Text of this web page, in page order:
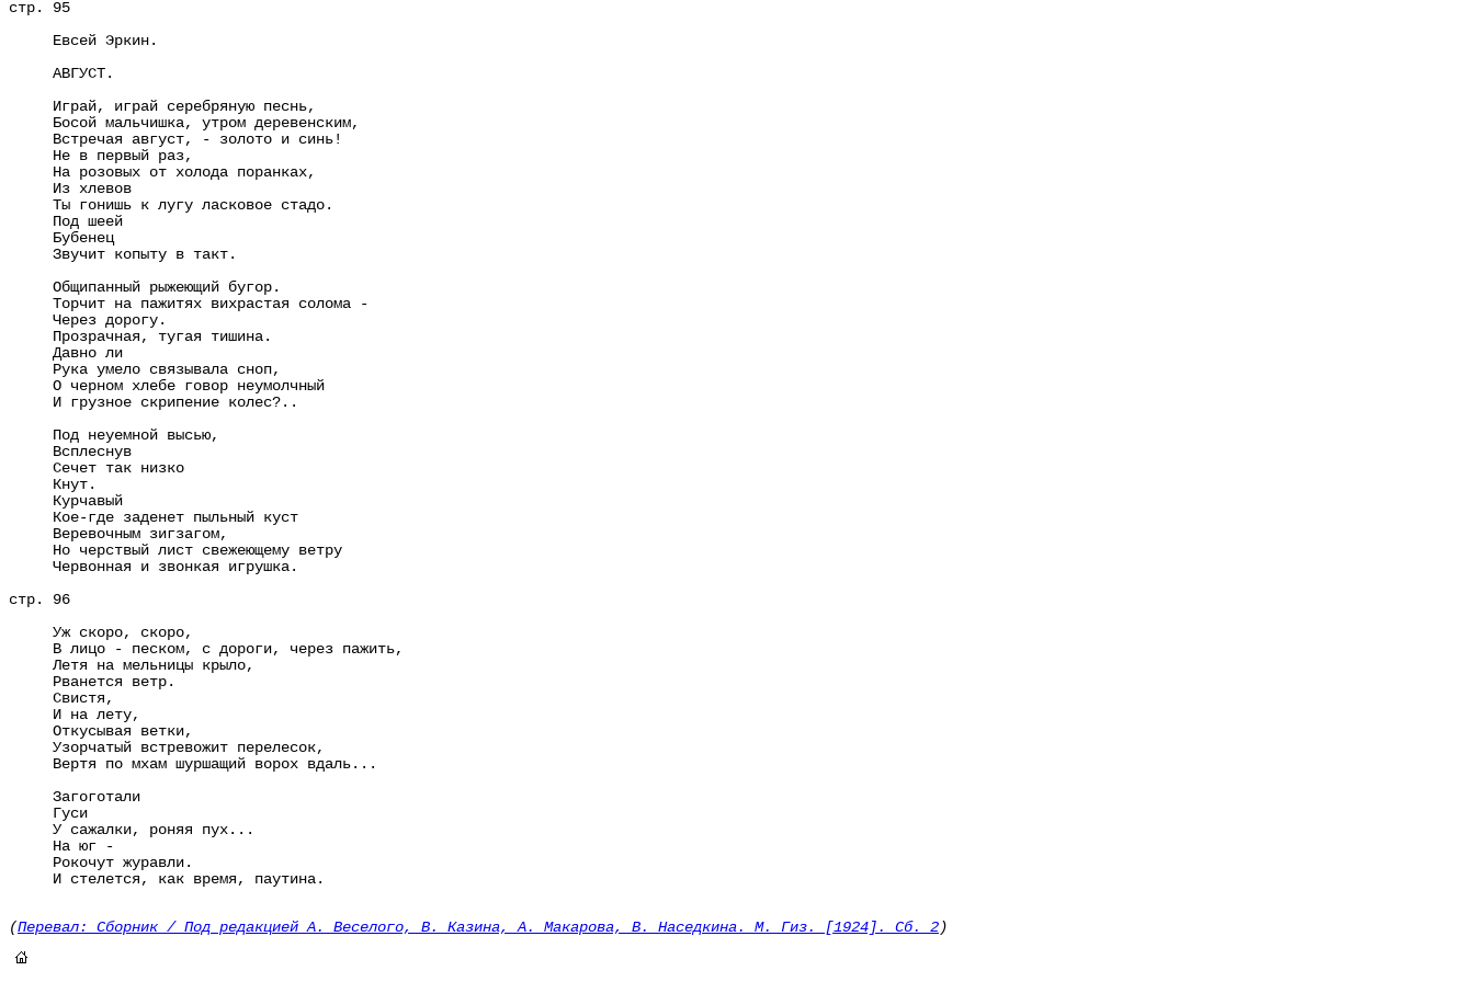
стр. 95
Евсей Эркин.
АВГУСТ.
Играй, играй серебряную песнь,
Босой мальчишка, утром деревенским,
Встречая август, - золото и синь!
Не в первый раз,
На розовых от холода поранках,
Из хлевов
Ты гонишь к лугу ласковое стадо.
Под шеей
Бубенец
Звучит копыту в такт.
Общипанный рыжеющий бугор.
Торчит на пажитях вихрастая солома -
Через дорогу.
Прозрачная, тугая тишина.
Давно ли
Рука умело связывала сноп,
О черном хлебе говор неумолчный
И грузное скрипение колес?..
Под неуемной высью,
Всплеснув
Сечет так низко
Кнут.
Курчавый
Кое-где заденет пыльный куст
Веревочным зигзагом,
Но черствый лист свежеющему ветру
Червонная и звонкая игрушка.
стр. 96
Уж скоро, скоро,
В лицо - песком, с дороги, через пажить,
Летя на мельницы крыло,
Рванется ветр.
Свистя,
И на лету,
Откусывая ветки,
Узорчатый встревожит перелесок,
Вертя по мхам шуршащий ворох вдаль...
Загоготали
Гуси
У сажалки, роняя пух...
На юг -
Рокочут журавли.
И стелется, как время, паутина.
(Перевал: Сборник / Под редакцией А. Веселого, В. Казина, А. Макарова, В. Наседкина. М. Гиз. [1924]. Сб. 2 )